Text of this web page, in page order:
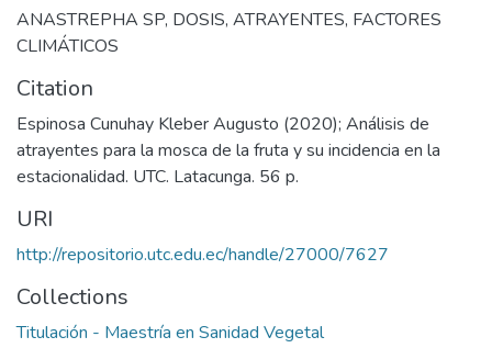
ANASTREPHA SP, DOSIS, ATRAYENTES, FACTORES
CLIMÁTICOS
Citation
Espinosa Cunuhay Kleber Augusto (2020); Análisis de
atrayentes para la mosca de la fruta y su incidencia en la
estacionalidad. UTC. Latacunga. 56 p.
URI
http://repositorio.utc.edu.ec/handle/27000/7627
Collections
Titulación - Maestría en Sanidad Vegetal